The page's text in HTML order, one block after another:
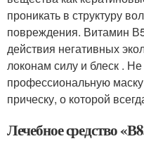
проникать в структуру
повреждения. Витамин
действия негативных
локонам силу и блеск .
профессиональную
прическу, о которой
Лечебное средство